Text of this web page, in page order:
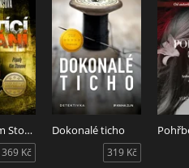
Případy Kim Stoneové 13: Smrtící volání
369 Kč
Dokonalé ticho
319 Kč